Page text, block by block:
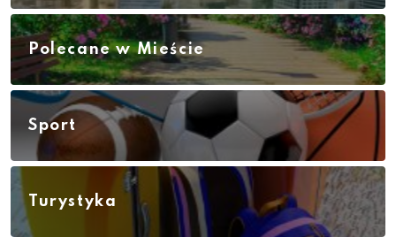
Polecane w Mieście
Sport
Turystyka